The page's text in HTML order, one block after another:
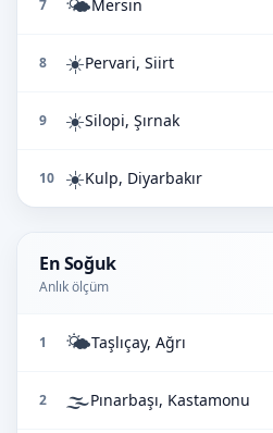
7 Mersin
8 ☀️Pervari, Siirt
9 ☀️Silopi, Şırnak
10 ☀️Kulp, Diyarbakır
En Soğuk
Anlık ölçüm
1 🌤️Taşlıçay, Ağrı
2 🌫️Pınarbaşı, Kastamonu